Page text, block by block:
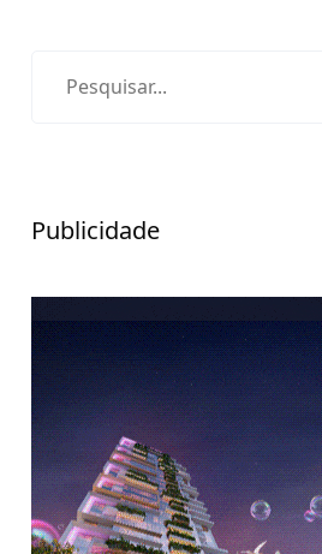
Publicidade